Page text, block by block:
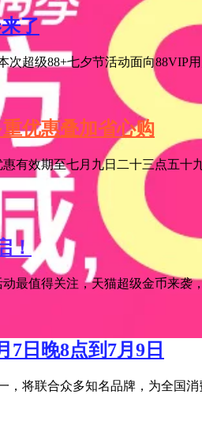
了
超级88+七夕节活动面向88VIP
优惠叠加省心购
有效期至七月九日二十三点五
！
最值得关注，天猫超级金币来袭
7日晚8点到7月9日
，将联合众多知名品牌，为全国